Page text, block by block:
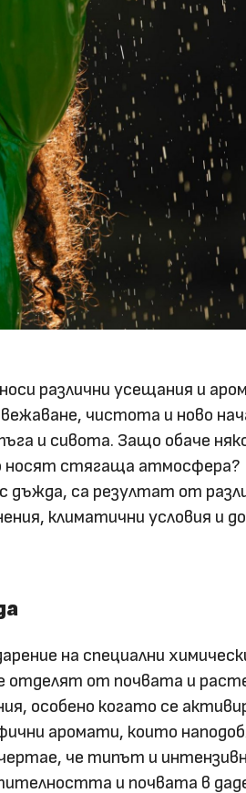
различни усещания и
чистота и ново
и сивота. Защо обаче
носят стягаща атмосфера?
дъжда, са резултат от
климатични условия и
на специални
отделят от почвата и
особено когато се
аромати, които
че типът и
и почвата в